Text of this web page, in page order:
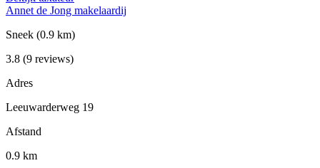
Annet de Jong makelaardij
Sneek (0.9 km)
3.8 (9 reviews)
Adres
Leeuwarderweg 19
Afstand
0.9 km